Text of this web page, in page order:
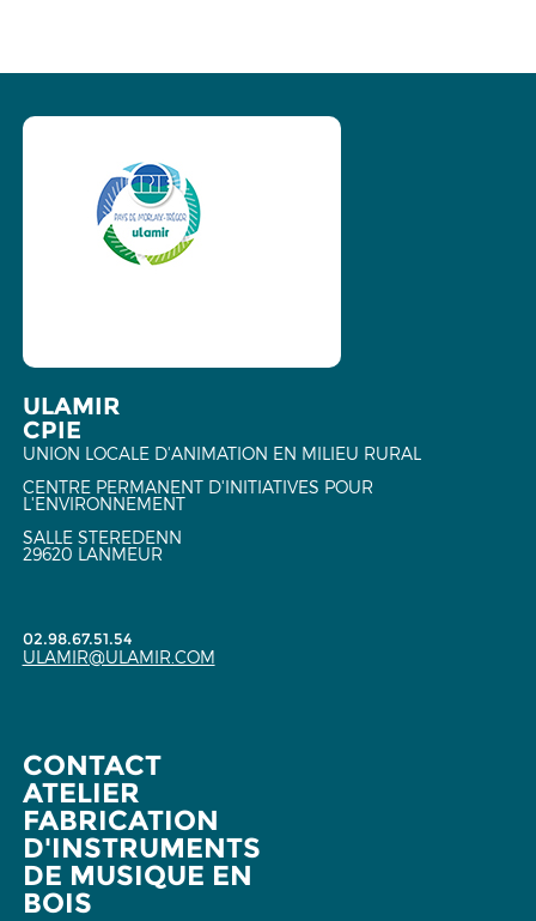
ULAMIR
CPIE
UNION LOCALE D'ANIMATION EN MILIEU RURAL
CENTRE PERMANENT D'INITIATIVES POUR
L'ENVIRONNEMENT
SALLE STEREDENN
29620 LANMEUR
02.98.67.51.54
ULAMIR@ULAMIR.COM
CONTACT
ATELIER
FABRICATION
D'INSTRUMENTS
DE MUSIQUE EN
BOIS